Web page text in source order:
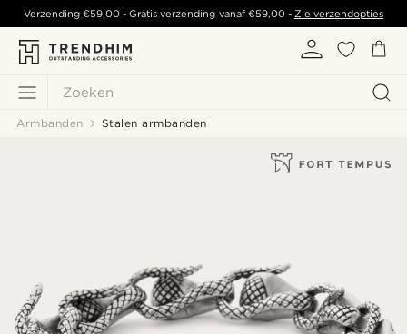
Zoeken
Verzending€59,00 - Gratis verzending vanaf €59,00- Zie verzendopties
Armbanden Stalen armbanden